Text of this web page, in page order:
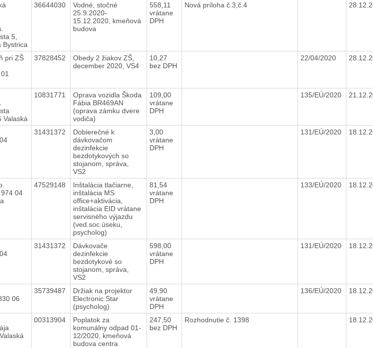
5,
Bystrica
36644030
Vodné, stočné
25.9.2020-
15.12.2020, kmeňová
budova
558,11
vrátane
DPH
Nová príloha č.3,č.4
pri ZŠ
37828452
Obedy 2 žiakov ZŠ,
december 2020, VS4
10,27
bez DPH
22/04/2020
Valaská
10831771
Oprava vozidla Škoda
Fábia BR469AN
(oprava zámku dvere
vodiča)
109,00
vrátane
DPH
135/EÚ/2020
31431372
Dobierečné k
dávkovačom
dezinfekcie
bezdotykových so
stojanom, správa,
VS2
3,00
vrátane
DPH
131/EÚ/2020
04
47529148
Inštalácia tlačiarne,
inštalácia MS
office+aktivácia,
inštalácia EID vrátane
servisného výjazdu
(ved.soc.úseku,
psycholog)
81,54
vrátane
DPH
133/EÚ/2020
31431372
Dávkovače
dezinfekcie
bezdotykové so
stojanom, správa,
VS2
598,00
vrátane
DPH
131/EÚ/2020
06
35739487
Držiak na projektor
Electronic Star
(psycholog)
49,90
vrátane
DPH
136/EÚ/2020
00313904
Poplatok za
komunálny odpad 01-
12/2020, kmeňová
budova centra
247,50
bez DPH
Rozhodnutie č. 1398